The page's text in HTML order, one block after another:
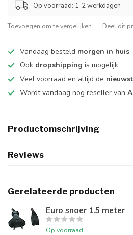
Op voorraad: 1-2 werkdagen
Toevoegen om te vergelijken Deel dit
Vandaag besteld morgen in huis
Ook dropshipping is mogelijk
Veel voorraad en altijd de
Wordt vandaag nog reseller van
Productomschrijving
Reviews
Gerelateerde producten
Euro snoer 1.5 meter
Op voorraad